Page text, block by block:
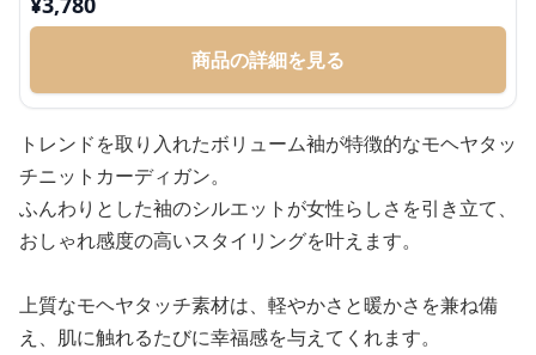
商品の詳細を見る
トレンドを取り入れたボリューム袖が特徴的なモヘヤタッ
チニットカーディガン。
ふんわりとした袖のシルエットが女性らしさを引き立て、
おしゃれ感度の高いスタイリングを叶えます。
上質なモヘヤタッチ素材は、軽やかさと暖かさを兼ね備
え、肌に触れるたびに幸福感を与えてくれます。